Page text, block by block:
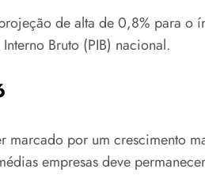
de alta de 0,8% para
Bruto (PIB) nacional.
marcado por um crescimento
empresas deve